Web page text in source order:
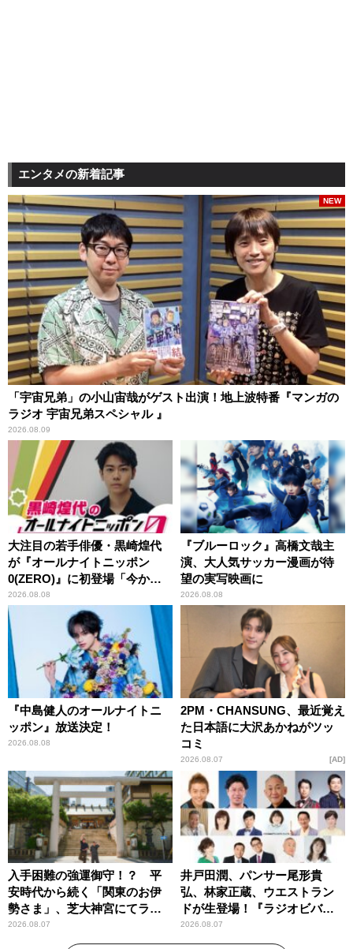
エンタメの新着記事
「宇宙兄弟」の小山宙哉がゲスト出演！地上波特番『マンガの
ラジオ 宇宙兄弟スペシャル 』
2026.08.09
NEW
大注目の若手俳優・黒崎煌代
が『オールナイトニッポン
0(ZERO)』に初登場「今から
とてもワクワクしておりま
す！」
2026.08.08
『ブルーロック』高橋文哉主
演、大人気サッカー漫画が待
望の実写映画に
2026.08.08
『中島健人のオールナイトニ
ッポン』放送決定！
2026.08.08
2PM・CHANSUNG、最近覚え
た日本語に大沢あかねがツッ
コミ
2026.08.07 AD
入手困難の強運御守！？ 平
安時代から続く「関東のお伊
勢さま」、芝大神宮にてラン
パンプスが合格祈願！
2026.08.07
井戸田潤、パンサー尾形貴
弘、林家正蔵、ウエストラン
ドが生登場！『ラジオビバリ
ー昼ズ』
2026.08.07